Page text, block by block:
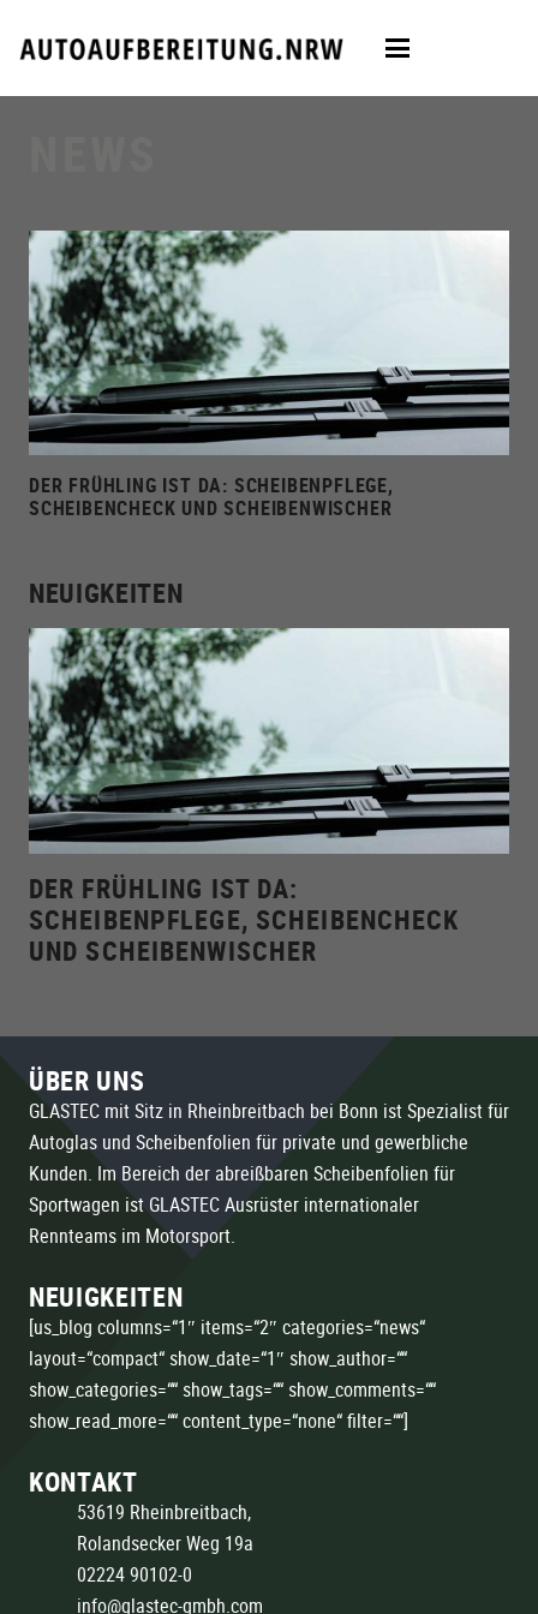
DER FRÜHLING IST DA: SCHEIBENPFLEGE,
SCHEIBENCHECK UND SCHEIBENWISCHER
NEUIGKEITEN
DER FRÜHLING IST DA:
SCHEIBENPFLEGE, SCHEIBENCHECK
UND SCHEIBENWISCHER
ÜBER UNS
GLASTEC mit Sitz in Rheinbreitbach bei Bonn ist Spezialist für
Autoglas und Scheibenfolien für private und gewerbliche
Kunden. Im Bereich der abreißbaren Scheibenfolien für
Sportwagen ist GLASTEC Ausrüster internationaler
Rennteams im Motorsport.
NEUIGKEITEN
[us_blog columns=“1″ items=“2″ categories=“news“
layout=“compact“ show_date=“1″ show_author=““
show_categories=““ show_tags=““ show_comments=““
show_read_more=““ content_type=“none“ filter=““]
KONTAKT
53619 Rheinbreitbach,
Rolandsecker Weg 19a
02224 90102-0
info@glastec-gmbh.com